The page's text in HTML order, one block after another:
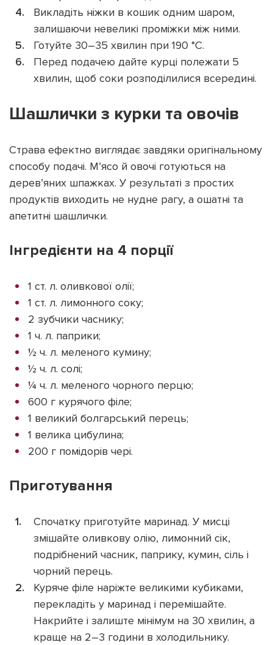
Викладіть ніжки в кошик одним шаром,
залишаючи невеликі проміжки між ними.
Готуйте 30–35 хвилин при 190 °C.
Перед подачею дайте курці полежати 5
хвилин, щоб соки розподілилися всередині.
Шашлички з курки та овочів
Страва ефектно виглядає завдяки оригінальному
способу подачі. М’ясо й овочі готуються на
дерев’яних шпажках. У результаті з простих
продуктів виходить не нудне рагу, а ошатні та
апетитні шашлички.
Інгредієнти на 4 порції
1 ст. л. оливкової олії;
1 ст. л. лимонного соку;
2 зубчики часнику;
1 ч. л. паприки;
½ ч. л. меленого кумину;
½ ч. л. солі;
¼ ч. л. меленого чорного перцю;
600 г курячого філе;
1 великий болгарський перець;
1 велика цибулина;
200 г помідорів чері.
Приготування
Спочатку приготуйте маринад. У мисці
змішайте оливкову олію, лимонний сік,
подрібнений часник, паприку, кумин, сіль і
чорний перець.
Куряче філе наріжте великими кубиками,
перекладіть у маринад і перемішайте.
Накрийте і залиште мінімум на 30 хвилин, а
краще на 2–3 години в холодильнику.